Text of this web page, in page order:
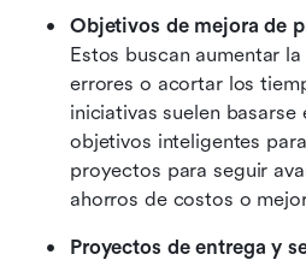
Objetivos de mejora de
Estos buscan aumentar
errores o acortar los
iniciativas suelen basarse
objetivos inteligentes
proyectos para seguir
ahorros de costos o
Proyectos de entrega y